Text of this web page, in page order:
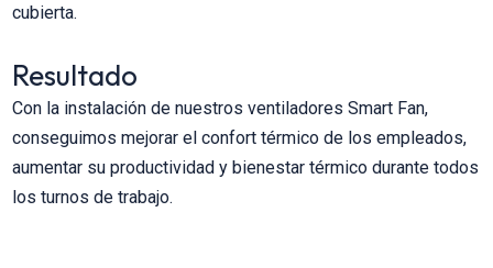
cubierta.
Resultado
Con la instalación de nuestros ventiladores Smart Fan,
conseguimos mejorar el confort térmico de los empleados,
aumentar su productividad y bienestar térmico durante todos
los turnos de trabajo.